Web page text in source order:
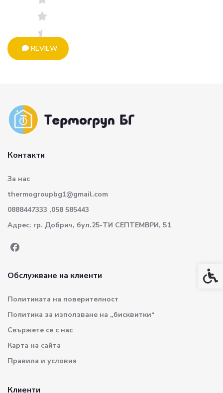
REVIEW
Контакти
За нас
thermogroupbg1@gmail.com
0888447333 ,058 585443
Адрес: гр. Добрич, бул.25-ТИ СЕПТЕМВРИ, 51
Обслужване на клиенти
Политиката на поверителност
Политика за използване на „бисквитки“
Свържете се с нас
Карта на сайта
Правила и условия
Клиенти